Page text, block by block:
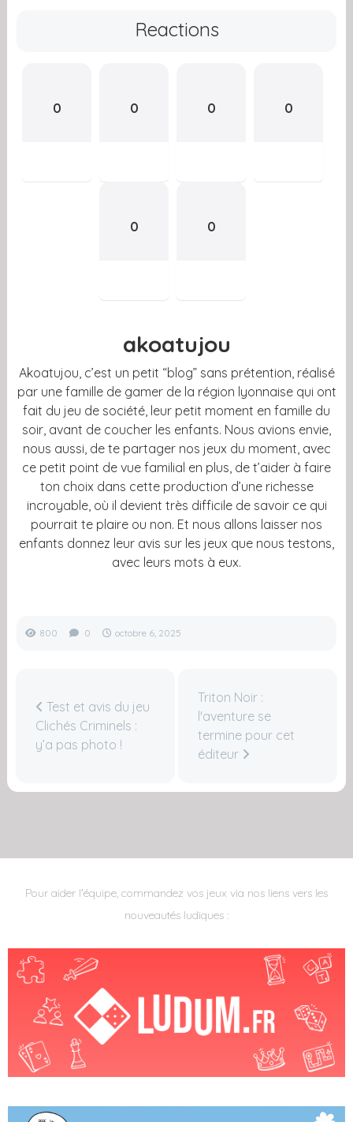
Reactions
0 0 0 0
0 0
akoatujou
Akoatujou, c’est un petit “blog” sans prétention, réalisé
par une famille de gamer de la région lyonnaise qui ont
fait du jeu de société, leur petit moment en famille du
soir, avant de coucher les enfants. Nous avions envie,
nous aussi, de te partager nos jeux du moment, avec
ce petit point de vue familial en plus, de t’aider à faire
ton choix dans cette production d’une richesse
incroyable, où il devient très difficile de savoir ce qui
pourrait te plaire ou non. Et nous allons laisser nos
enfants donnez leur avis sur les jeux que nous testons,
avec leurs mots à eux.
800 0 octobre 6, 2025
Test et avis du jeu
Clichés Criminels :
y’a pas photo !
Triton Noir :
l'aventure se
termine pour cet
éditeur
Pour aider l'équipe, commandez vos jeux via nos liens vers les
nouveautés ludiques :